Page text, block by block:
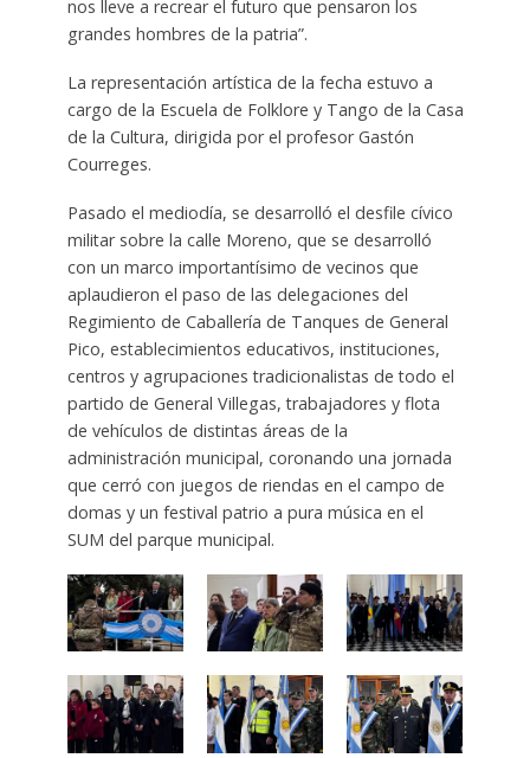
nos lleve a recrear el futuro que pensaron los
grandes hombres de la patria”.
La representación artística de la fecha estuvo a
cargo de la Escuela de Folklore y Tango de la Casa
de la Cultura, dirigida por el profesor Gastón
Courreges.
Pasado el mediodía, se desarrolló el desfile cívico
militar sobre la calle Moreno, que se desarrolló
con un marco importantísimo de vecinos que
aplaudieron el paso de las delegaciones del
Regimiento de Caballería de Tanques de General
Pico, establecimientos educativos, instituciones,
centros y agrupaciones tradicionalistas de todo el
partido de General Villegas, trabajadores y flota
de vehículos de distintas áreas de la
administración municipal, coronando una jornada
que cerró con juegos de riendas en el campo de
domas y un festival patrio a pura música en el
SUM del parque municipal.